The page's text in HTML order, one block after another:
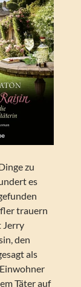
zu
es
trauern
Jerry
den
als
Täter auf